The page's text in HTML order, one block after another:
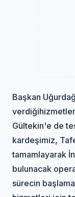
Başkan
Gültekin'e de
kardeşimiz,
tamamlayarak
bulunacak
sürecin